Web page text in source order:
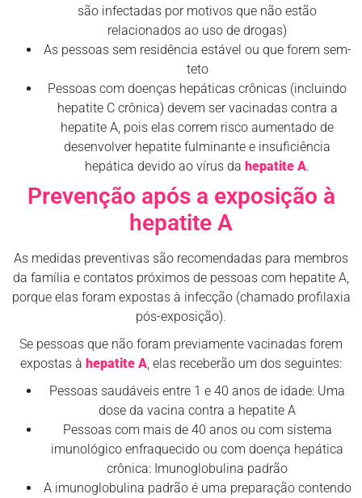
são infectadas por motivos que não estão
relacionados ao uso de drogas)
As pessoas sem residência estável ou que forem sem-
teto
Pessoas com doenças hepáticas crônicas (incluindo
hepatite C crônica) devem ser vacinadas contra a
hepatite A, pois elas correm risco aumentado de
desenvolver hepatite fulminante e insuficiência
hepática devido ao vírus da hepatite A.
Prevenção após a exposição à
hepatite A
As medidas preventivas são recomendadas para membros
da família e contatos próximos de pessoas com hepatite A,
porque elas foram expostas à infecção (chamado profilaxia
pós-exposição).
Se pessoas que não foram previamente vacinadas forem
expostas à hepatite A , elas receberão um dos seguintes:
Pessoas saudáveis entre 1 e 40 anos de idade: Uma
dose da vacina contra a hepatite A
Pessoas com mais de 40 anos ou com sistema
imunológico enfraquecido ou com doença hepática
crônica: Imunoglobulina padrão
A imunoglobulina padrão é uma preparação contendo